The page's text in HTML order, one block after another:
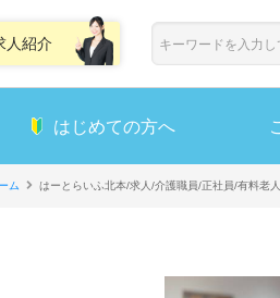
人紹介
はじめての方へ
ム はーとらいふ北本/求人/介護職員/正社員/有料老